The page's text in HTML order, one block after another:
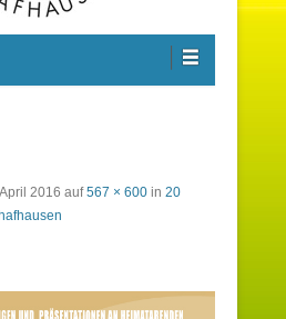
Schafhausen e.V.
2016 auf567 × 600 in 20